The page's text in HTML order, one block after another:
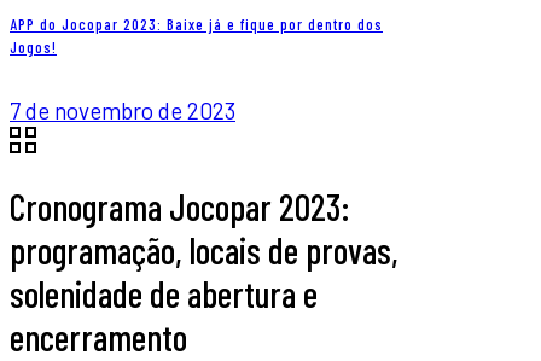
APP do Jocopar 2023: Baixe já e fique por dentro dos
Jogos!
7 de novembro de 2023
Cronograma Jocopar 2023:
programação, locais de provas,
solenidade de abertura e
encerramento